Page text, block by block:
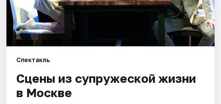
События
Площадки
Артисты
Спектакль
Сцены из супружеской жизни
в Москве